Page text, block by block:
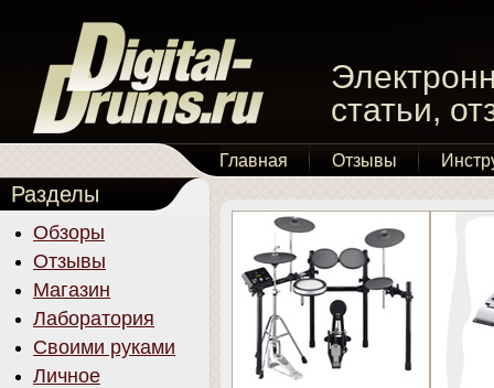
статьи,
Главная Отзывы
Разделы
Обзоры
Отзывы
Магазин
Лаборатория
Своими руками
Личное